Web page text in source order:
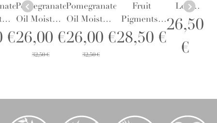
+€
Pomegranate
Oil Moisture
Lipstick +
Fruit
Pigments -
26,00 €
32,50 €
Pomegranate
Oil Moisture
Lipstick +
Fruit
Pigments -
26,00 €
32,50 €
Fruit
Pigments®
Ultra
Lengthening
28,50 €
Long
Last
Eyeliner
Blackest
26,50
€